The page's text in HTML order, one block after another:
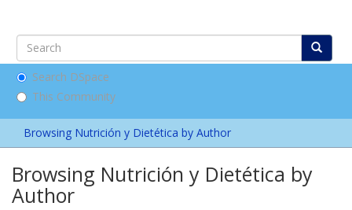
Search DSpace
This Community
Browsing Nutrición y Dietética by Author
Browsing Nutrición y Dietética by
Author